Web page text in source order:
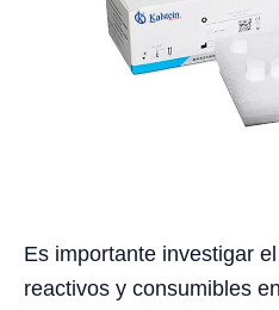
Es importante investigar
reactivos y consumibles